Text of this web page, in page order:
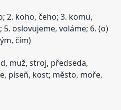
2. koho, čeho; 3. komu,
5. oslovujeme, voláme; 6. (o)
čím)
muž, stroj, předseda,
píseň, kost; město, moře,